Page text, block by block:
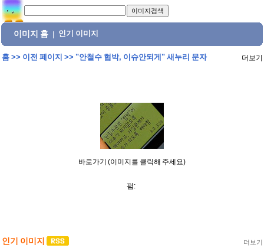
이미지 홈 인기 이미지
홈>> 이전 페이지 >> "안철수 협박, 이슈안되게" 새누리 문자 더보기
바로가기 (이미지를 클릭해 주세요)
펌:
인기 이미지 더보기